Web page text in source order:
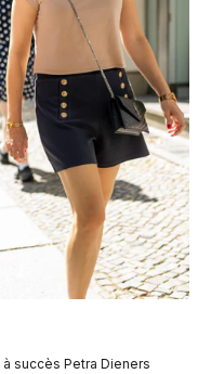
succès Petra Dieners